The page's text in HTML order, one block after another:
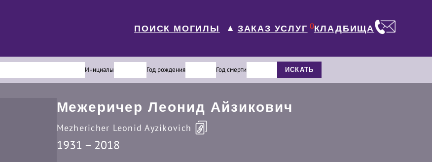
ПОИСК МОГИЛЫ ▼ ЗАКАЗ УСЛУГ 0КЛАДБИЩА
Инициалы Год рождения Год смерти ИСКАТЬ
Межеричер Леонид Айзикович
Mezhericher Leonid Ayzikovich
1931 – 2018